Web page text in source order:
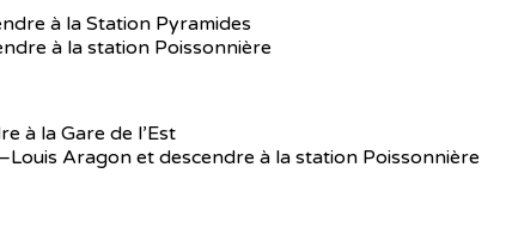
à la Station Pyramides
à la station Poissonnière
à la Gare de l’Est
Aragon et descendre à la station Poissonnière